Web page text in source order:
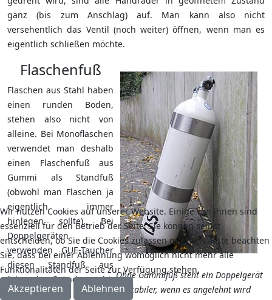
ganz (bis zum Anschlag) auf. Man kann also nicht
versehentlich das Ventil (noch weiter) öffnen, wenn man es
eigentlich schließen möchte.
Ohne Gummifuß steht ein Doppelgerät
stabiler, wenn es angelehnt wird
Flaschenfuß
Flaschen aus Stahl haben
einen runden Boden,
stehen also nicht von
alleine. Bei Monoflaschen
verwendet man deshalb
einen Flaschenfuß aus
Gummi als Standfuß
(obwohl man Flaschen ja
eigentlich immer
hinlegen sollte). Bei
Doppelgeräten
verwenden GUE-Taucher
diesen Standfuß aus
folgenden Gründen nicht:
Wir nutzen Cookies auf unserer Website. Einige von ihnen sind
essenziell für den Betrieb der Seite. Sie können selbst
entscheiden, ob Sie die Cookies zulassen möchten. Bitte beachten
Sie, dass bei einer Ablehnung womöglich nicht mehr alle
Funktionalitäten der Seite zur Verfügung stehen.
Akzeptieren Ablehnen